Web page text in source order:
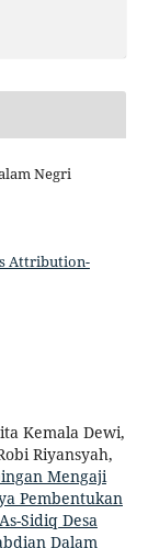
Negri
Attribution-
Kemala Dewi,
Riyansyah,
Mengaji
Pembentukan
Sidiq Desa
Dalam